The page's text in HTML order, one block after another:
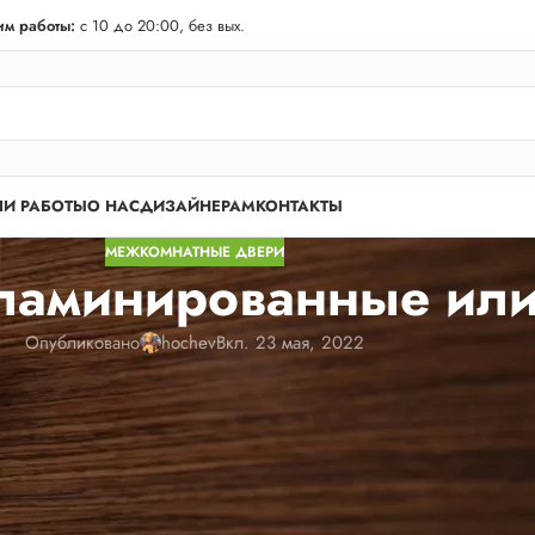
Лен. области! Бесплатная доставка в 50 км. от КАД.
работы: с 10 до 20:00, без вых.
РАБОТЫО НАСДИЗАЙНЕРАМКОНТАКТЫ
МЕЖКОМНАТНЫЕ ДВЕРИ
Опубликовано hochevВкл. 23 мая, 2022
для покупателей настоящей дилеммой: какие в итоге
ПВХ-плёнкой. Каждый материал обладает своими
требования, предъявляемые к дверям, также могут
дверей, изготавливаемых из тех или иных материалов.